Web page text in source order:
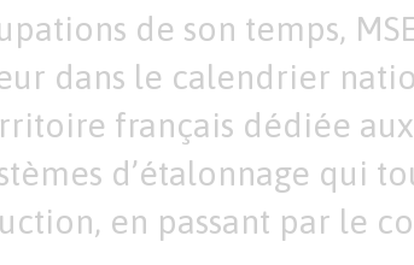
de son temps,
dans le calendrier
français dédiée
d’étalonnage qui
en passant par le